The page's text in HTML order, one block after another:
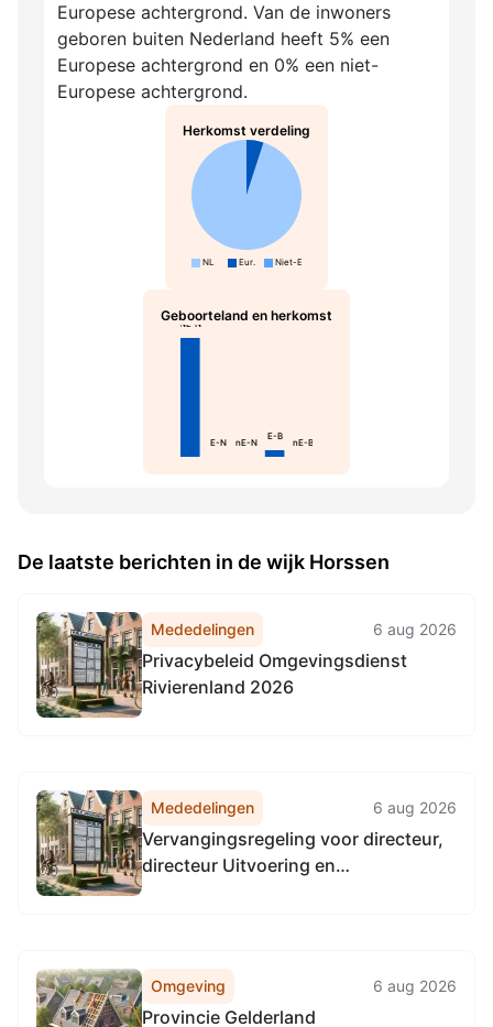
Europese achtergrond. Van de inwoners
geboren buiten Nederland heeft 5% een
Europese achtergrond en 0% een niet-
Europese achtergrond.
Herkomst verdeling
NL Eur. Niet-Eur.
Geboorteland en herkomst
NL-N
E-N nE-N
E-B
nE-B
De laatste berichten in de wijk Horssen
Mededelingen 6 aug 2026
Privacybeleid Omgevingsdienst
Rivierenland 2026
Mededelingen 6 aug 2026
Vervangingsregeling voor directeur,
directeur Uitvoering en
Omgeving 6 aug 2026
Provincie Gelderland